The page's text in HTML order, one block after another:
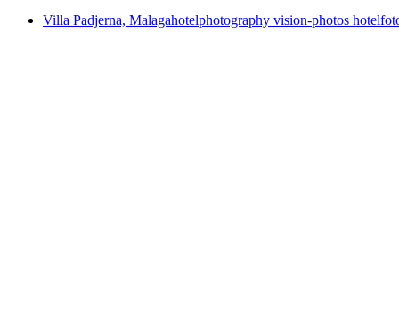
Villa Padjerna, Malagahotelphotography vision-photos